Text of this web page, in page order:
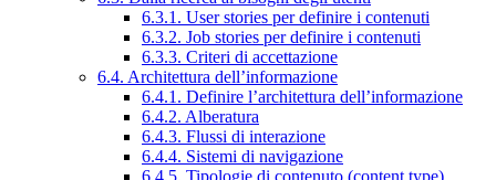
6.3.1. User stories per definire i contenuti
6.3.2. Job stories per definire i contenuti
6.3.3. Criteri di accettazione
6.4. Architettura dell’informazione
6.4.1. Definire l’architettura dell’informazione
6.4.2. Alberatura
6.4.3. Flussi di interazione
6.4.4. Sistemi di navigazione
6.4.5. Tipologie di contenuto (content type)